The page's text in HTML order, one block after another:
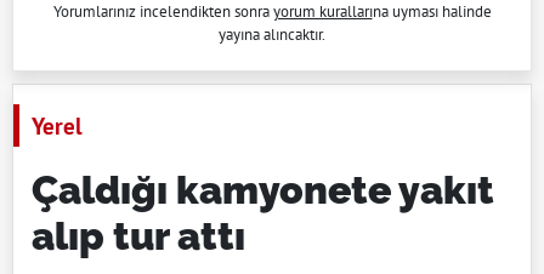
Yorumlarınız incelendikten sonrayorum kurallarına uyması halinde
yayına alıncaktır.
Yerel
Çaldığı kamyonete yakıt
alıp tur attı